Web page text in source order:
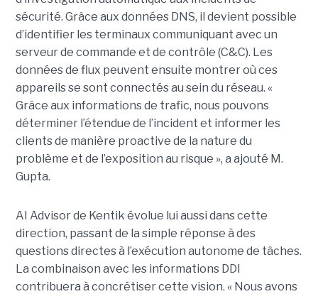
sécurité. Grâce aux données DNS, il devient possible
d’identifier les terminaux communiquant avec un
serveur de commande et de contrôle (C&C). Les
données de flux peuvent ensuite montrer où ces
appareils se sont connectés au sein du réseau. «
Grâce aux informations de trafic, nous pouvons
déterminer l’étendue de l’incident et informer les
clients de manière proactive de la nature du
problème et de l’exposition au risque », a ajouté M.
Gupta.
AI Advisor de Kentik évolue lui aussi dans cette
direction, passant de la simple réponse à des
questions directes à l’exécution autonome de tâches.
La combinaison avec les informations DDI
contribuera à concrétiser cette vision. « Nous avons